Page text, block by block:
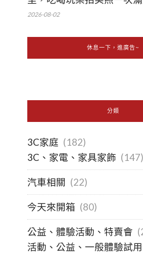
2026-08-02
休息一下，進廣告~
分類
3C家庭 (182)
3C、家電、家具家飾 (147)
汽車相關 (22)
今天來開箱 (80)
公益、體驗活動、特賣會
活動、公益、一般體驗試用